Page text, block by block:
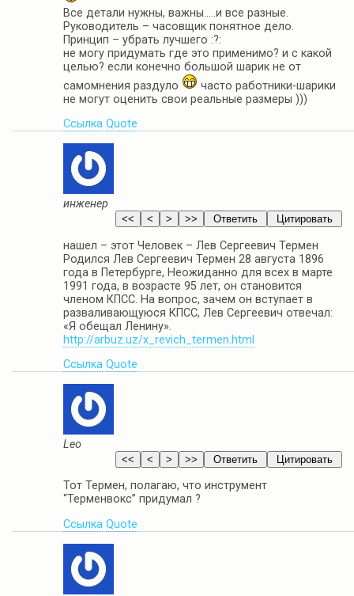
Все детали нужны, важны…..и все разные.
Руководитель – часовщик понятное дело.
Принцип – убрать лучшего :?:
не могу придумать где это применимо? и с какой
целью? если конечно большой шарик не от
самомнения раздуло
часто работники-шарики
не могут оценить свои реальные размеры )))
Ссылка Quote
инженер
нашел – этот Человек – Лев Сергеевич Термен
Родился Лев Сергеевич Термен 28 августа 1896
года в Петербурге, Неожиданно для всех в марте
1991 года, в возрасте 95 лет, он становится
членом КПСС. На вопрос, зачем он вступает в
разваливающуюся КПСС, Лев Сергеевич отвечал:
«Я обещал Ленину».
http://arbuz.uz/x_revich_termen.html
Ссылка Quote
Leo
Тот Термен, полагаю, что инструмент
“Терменвокс” придумал ?
Ссылка Quote